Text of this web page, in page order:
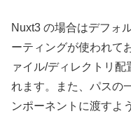
Nuxt3 の場合はデフォ
ーティングが使われて
ァイル/ディレクトリ
れます。また、パスの
ンポーネントに渡すよ